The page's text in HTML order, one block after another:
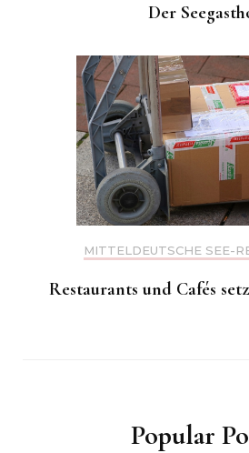
Der
MITTELDEUTSCHE SEE-
Restaurants und Cafés
Popular